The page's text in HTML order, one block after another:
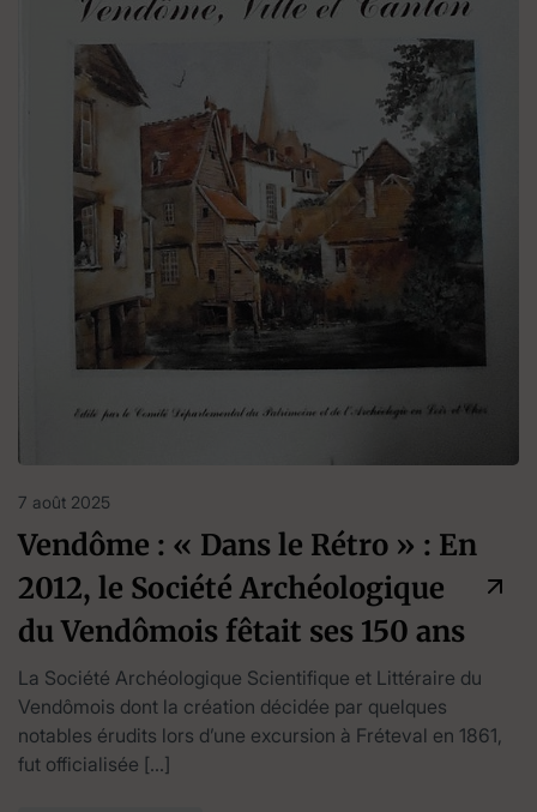
7 août 2025
Vendôme : « Dans le Rétro » : En
2012, le Société Archéologique
du Vendômois fêtait ses 150 ans
La Société Archéologique Scientifique et Littéraire du
Vendômois dont la création décidée par quelques
notables érudits lors d’une excursion à Fréteval en 1861,
fut officialisée […]